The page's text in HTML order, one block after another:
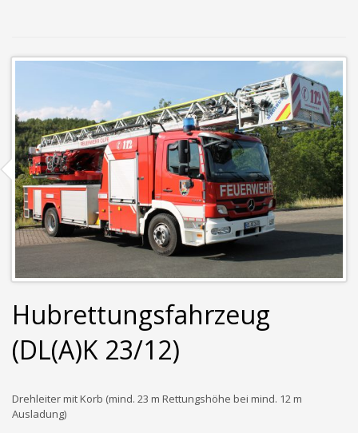
Hubrettungsfahrzeug
(DL(A)K 23/12)
Drehleiter mit Korb (mind. 23 m Rettungshöhe bei mind. 12 m
Ausladung)